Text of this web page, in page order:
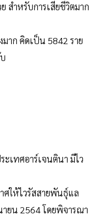
สำหรับการเสียชีวิตมาก
มาก คิดเป็น 5842 ราย
เทศอาร์เจนตินา มีไว
ศให้ไวรัสสายพันธุ์แล
ยน 2564 โดยพิจารณา